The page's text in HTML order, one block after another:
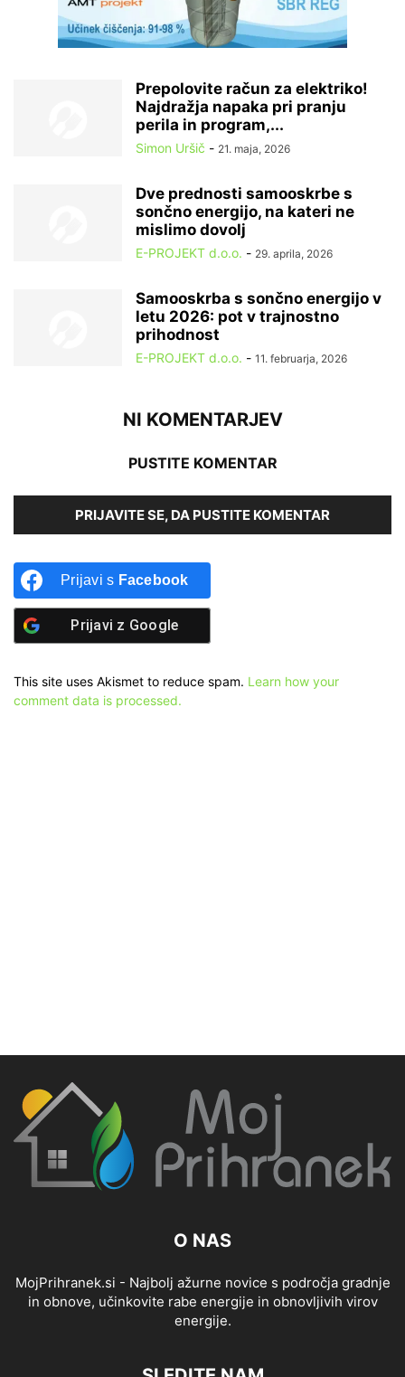
Prepolovite račun za elektriko!
Najdražja napaka pri pranju
perila in program,...
Simon Uršič - 21. maja, 2026
Dve prednosti samooskrbe s
sončno energijo, na kateri ne
mislimo dovolj
E-PROJEKT d.o.o. - 29. aprila, 2026
Samooskrba s sončno energijo v
letu 2026: pot v trajnostno
prihodnost
E-PROJEKT d.o.o. - 11. februarja, 2026
NI KOMENTARJEV
PUSTITE KOMENTAR
PRIJAVITE SE, DA PUSTITE KOMENTAR
Prijavi s Facebook
Prijavi z Google
This site uses Akismet to reduce spam. Learn how your
comment data is processed.
O NAS
MojPrihranek.si - Najbolj ažurne novice s področja gradnje
in obnove, učinkovite rabe energije in obnovljivih virov
energije.